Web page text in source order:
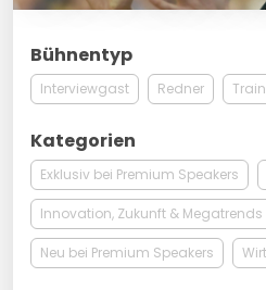
Bühnentyp
Interviewgast Redner
Kategorien
Exklusiv bei Premium Speakers
Innovation, Zukunft & Megatrends
Neu bei Premium Speakers